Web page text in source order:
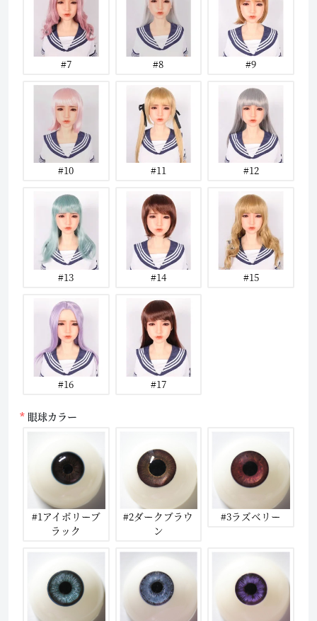
#7 #8 #9
#10 #11 #12
#13 #14 #15
#16 #17
眼球カラー
#1アイボリーブ
ラック
#2ダークブラウ
ン
#3ラズベリー